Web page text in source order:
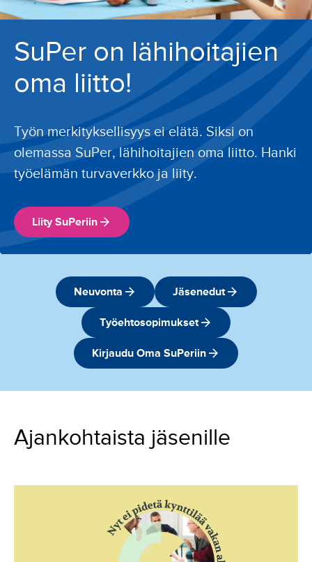
SuPer on lähihoitajien
oma liitto!
Työn merkityksellisyys ei elätä. Siksi on
olemassa SuPer, lähihoitajien oma liitto. Hanki
työelämän turvaverkko ja liity.
Liity SuPeriin
Neuvonta Jäsenedut
Työehtosopimukset
Kirjaudu Oma SuPeriin
Ajankohtaista jäsenille